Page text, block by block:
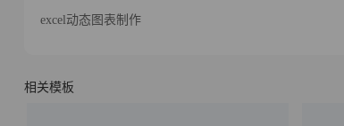
excel动态图表制作
相关模板